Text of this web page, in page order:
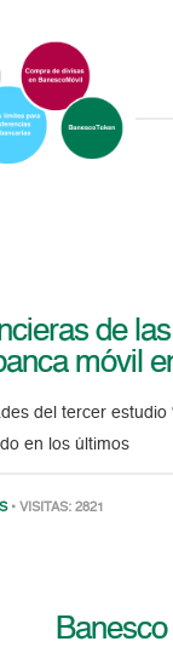
de
móvil
del tercer
en los últimos
• VISITAS: 2821